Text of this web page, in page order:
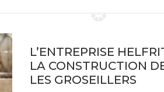
L’ENTREPRISE
LA CONSTRUCTION
LES GROSEILLERS